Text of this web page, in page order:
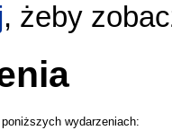
, żeby
wydarzeniach: